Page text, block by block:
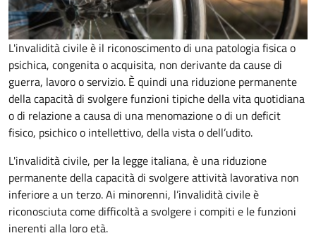
L'invalidità civile è il riconoscimento di una patologia fisica o
psichica, congenita o acquisita, non derivante da cause di
guerra, lavoro o servizio. È quindi una riduzione permanente
della capacità di svolgere funzioni tipiche della vita quotidiana
o di relazione a causa di una menomazione o di un deficit
fisico, psichico o intellettivo, della vista o dell’udito.
L'invalidità civile, per la legge italiana, è una riduzione
permanente della capacità di svolgere attività lavorativa non
inferiore a un terzo. Ai minorenni, l’invalidità civile è
riconosciuta come difficoltà a svolgere i compiti e le funzioni
inerenti alla loro età.